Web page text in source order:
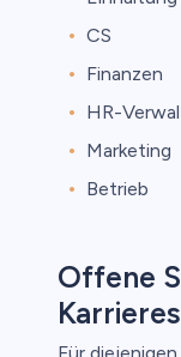
CS
Finanzen
HR-
Marketing
Betrieb
Offene